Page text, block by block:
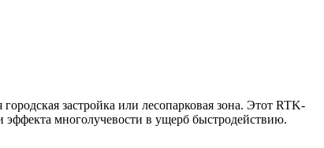
застройка или лесопарковая зона. Этот RTK-
многолучевости в ущерб быстродействию.